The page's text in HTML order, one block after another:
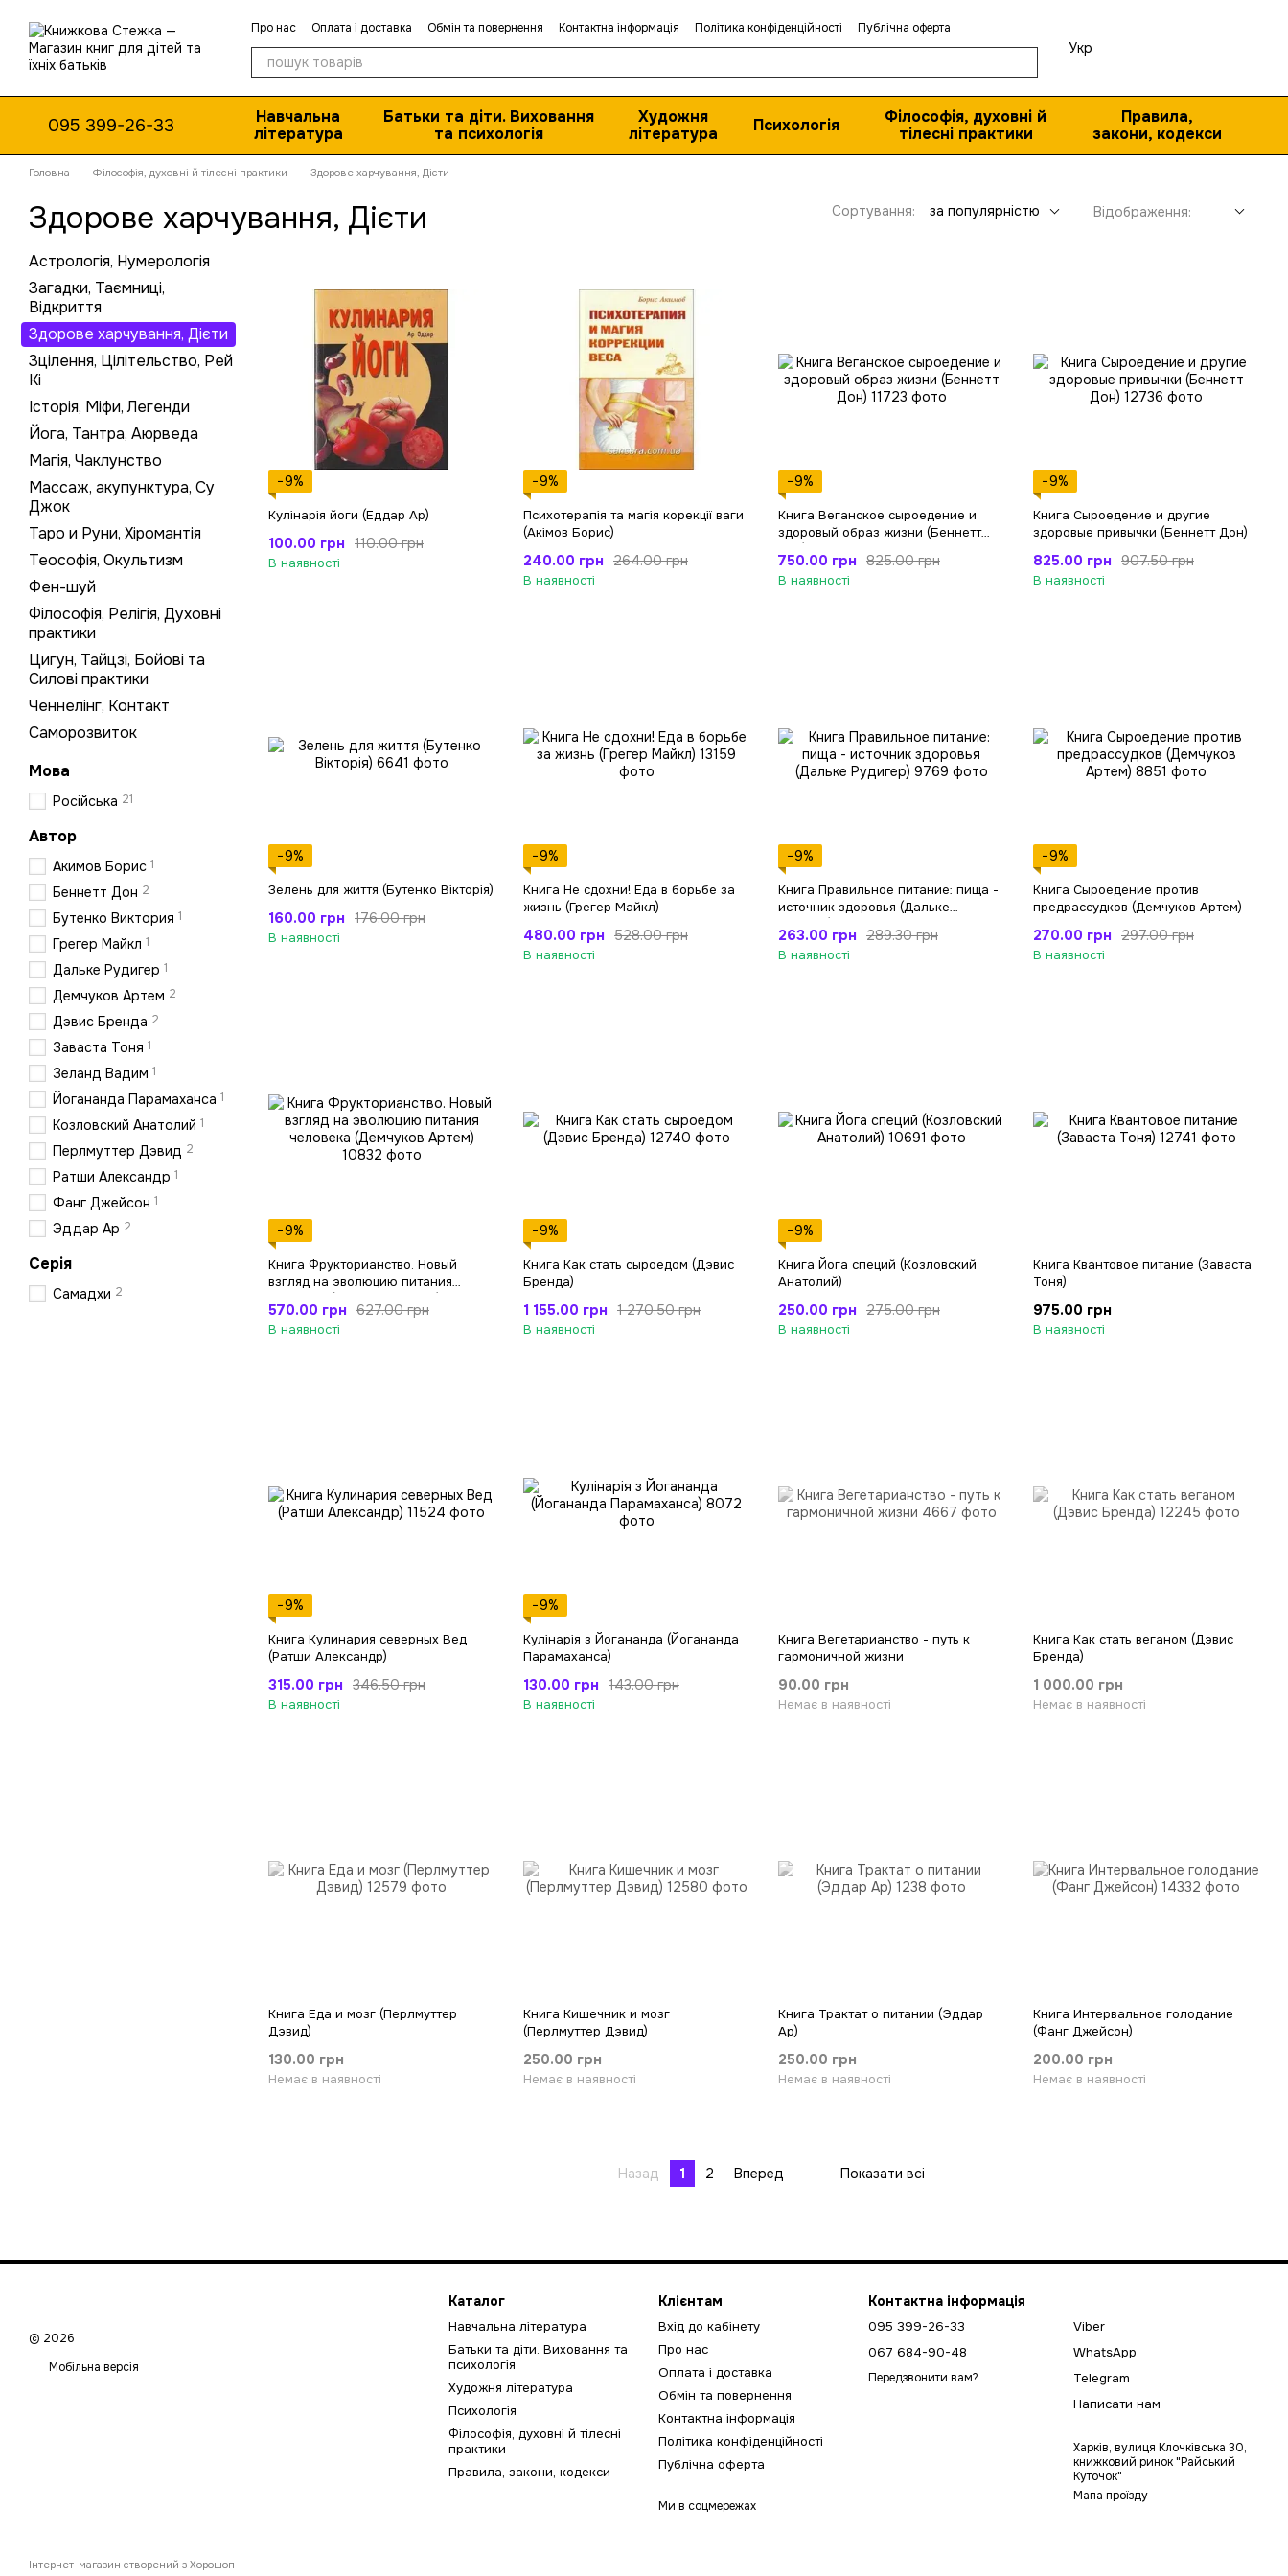
Про нас Оплата і доставка Обмін та повернення Контактна інформація Політика конфіденційності Публічна оферта
Укр
095 399-26-33
Навчальна
література
Батьки та діти. Виховання
та психологія
Художня
література
Психологія
Філософія, духовні й
тілесні практики
Правила,
закони, кодекси
Головна Філософія, духовні й тілесні практики Здорове харчування, Дієти
Здорове харчування, Дієти Сортування: за популярністю Відображення:
−9%
Кулінарія йоги (Еддар Ар)
110.00 грн
100.00 грн
В наявності
−9%
Психотерапія та магія корекції ваги
(Акімов Борис)
264.00 грн
240.00 грн
В наявності
−9%
Книга Веганское сыроедение и
здоровый образ жизни (Беннетт
825.00 грн
750.00 грн
В наявності
−9%
Книга Сыроедение и другие
здоровые привычки (Беннетт Дон)
907.50 грн
825.00 грн
В наявності
−9%
Зелень для життя (Бутенко Вікторія)
176.00 грн
160.00 грн
В наявності
−9%
Книга Не сдохни! Еда в борьбе за
жизнь (Грегер Майкл)
528.00 грн
480.00 грн
В наявності
−9%
Книга Правильное питание: пища -
источник здоровья (Дальке
289.30 грн
263.00 грн
В наявності
−9%
Книга Сыроедение против
предрассудков (Демчуков Артем)
297.00 грн
270.00 грн
В наявності
−9%
Книга Фрукторианство. Новый
взгляд на эволюцию питания
627.00 грн
570.00 грн
В наявності
−9%
Книга Как стать сыроедом (Дэвис
Бренда)
1 270.50 грн
1 155.00 грн
В наявності
−9%
Книга Йога специй (Козловский
Анатолий)
275.00 грн
250.00 грн
В наявності
Книга Квантовое питание (Заваста
Тоня)
975.00 грн
В наявності
−9%
Книга Кулинария северных Вед
(Ратши Александр)
346.50 грн
315.00 грн
В наявності
−9%
Кулінарія з Йогананда (Йогананда
Парамаханса)
143.00 грн
130.00 грн
В наявності
Книга Вегетарианство - путь к
гармоничной жизни
90.00 грн
Немає в наявності
Книга Как стать веганом (Дэвис
Бренда)
1 000.00 грн
Немає в наявності
Книга Еда и мозг (Перлмуттер
Дэвид)
130.00 грн
Немає в наявності
Книга Кишечник и мозг
(Перлмуттер Дэвид)
250.00 грн
Немає в наявності
Книга Трактат о питании (Эддар
Ар)
250.00 грн
Немає в наявності
Книга Интервальное голодание
(Фанг Джейсон)
200.00 грн
Немає в наявності
Назад 1 2 Вперед Показати всі
Астрологія, Нумерологія
Загадки, Таємниці,
Відкриття
Здорове харчування, Дієти
Зцілення, Цілітельство, Рей
Кі
Історія, Міфи, Легенди
Йога, Тантра, Аюрведа
Магія, Чаклунство
Массаж, акупунктура, Су
Джок
Таро и Руни, Хіромантія
Теософія, Окультизм
Фен-шуй
Філософія, Релігія, Духовні
практики
Цигун, Тайцзі, Бойові та
Силові практики
Ченнелінг, Контакт
Саморозвиток
Мова
Російська 21
Автор
Акимов Борис 1
Беннетт Дон 2
Бутенко Виктория 1
Грегер Майкл 1
Дальке Рудигер 1
Демчуков Артем 2
Дэвис Бренда 2
Заваста Тоня 1
Зеланд Вадим 1
Йогананда Парамаханса 1
Козловский Анатолий 1
Перлмуттер Дэвид 2
Ратши Александр 1
Фанг Джейсон 1
Эддар Ар 2
Серія
Самадхи 2
© 2026
Мобільна версія
Інтернет-магазин створений з Хорошоп
Каталог
Навчальна література
Батьки та діти. Виховання та
психологія
Художня література
Психологія
Філософія, духовні й тілесні
практики
Правила, закони, кодекси
Клієнтам
Вхід до кабінету
Про нас
Оплата і доставка
Обмін та повернення
Контактна інформація
Політика конфіденційності
Публічна оферта
Ми в соцмережах
Контактна інформація
095 399-26-33
067 684-90-48
Передзвонити вам?
Viber
WhatsApp
Telegram
Написати нам
Харків, вулиця Клочківська 30,
книжковий ринок "Райський
Куточок"
Мапа проїзду